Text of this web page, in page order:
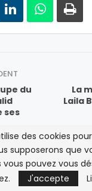
du
ses
La
Laila
VOIR AUSSI
des cookies
supposerons que
pouvez vous
J'accepte